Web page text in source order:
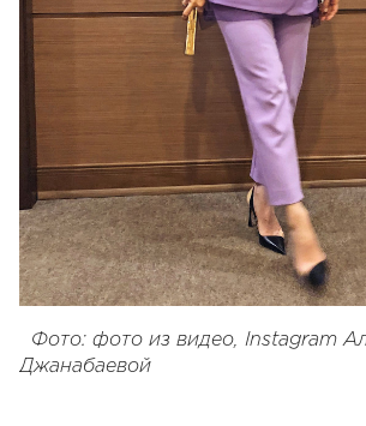
Фото: фото из видео, Instagram
Джанабаевой